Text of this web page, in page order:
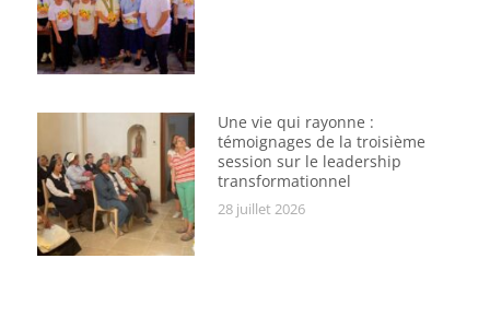
Une vie qui rayonne :
témoignages de la troisième
session sur le leadership
transformationnel
28 juillet 2026